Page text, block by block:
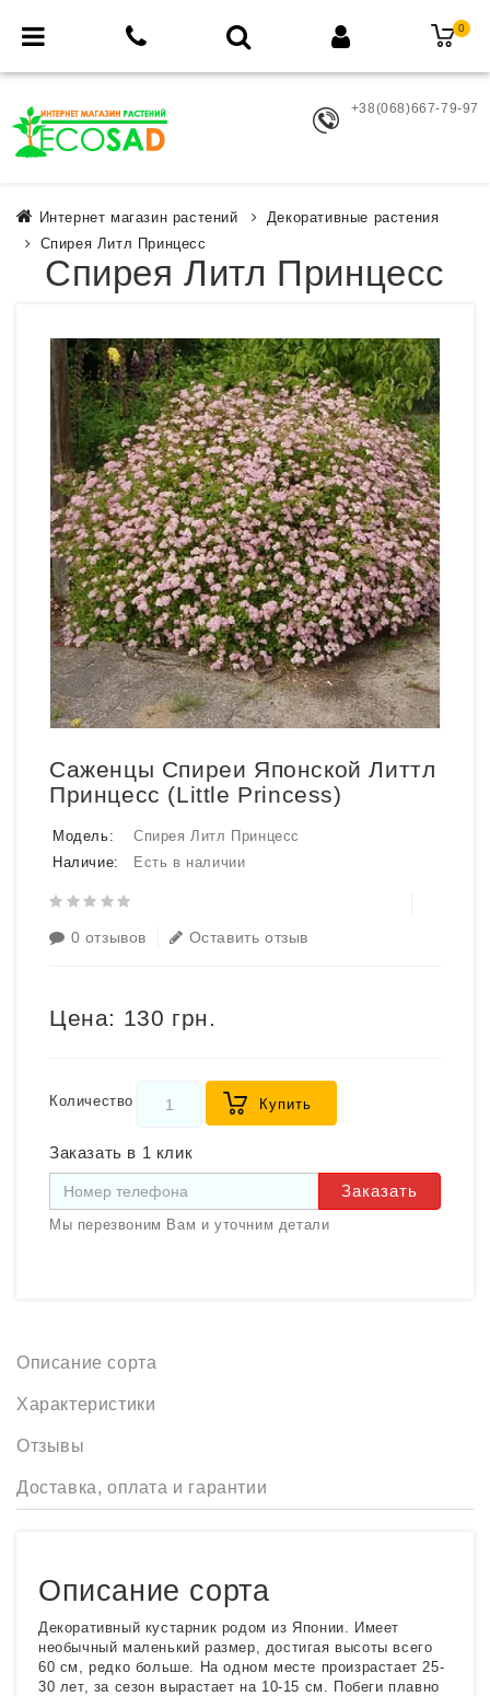
0
+38(068)667-79-97
Интернет магазин растений
Декоративные растения
Спирея Литл Принцесс
Спирея Литл Принцесс
Саженцы Спиреи Японской Литтл
Принцесс (Little Princess)
Модель:
Спирея Литл Принцесс
Наличие:
Есть в наличии
0 отзывов Оставить отзыв
Цена: 130 грн.
Количество Купить
Заказать в 1 клик
Заказать
Мы перезвоним Вам и уточним детали
Описание сорта
Характеристики
Отзывы
Доставка, оплата и гарантии
Описание сорта
Декоративный кустарник родом из Японии. Имеет
необычный маленький размер, достигая высоты всего
60 см, редко больше. На одном месте произрастает 25-
30 лет, за сезон вырастает на 10-15 см. Побеги плавно